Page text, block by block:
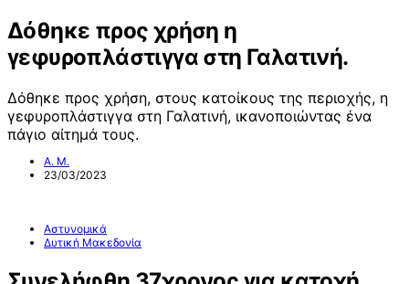
Δόθηκε προς χρήση η
γεφυροπλάστιγγα στη Γαλατινή.
Δόθηκε προς χρήση, στους κατοίκους της περιοχής, η
γεφυροπλάστιγγα στη Γαλατινή, ικανοποιώντας ένα
πάγιο αίτημά τους.
Α. Μ.
23/03/2023
Αστυνομικά
Δυτική Μακεδονία